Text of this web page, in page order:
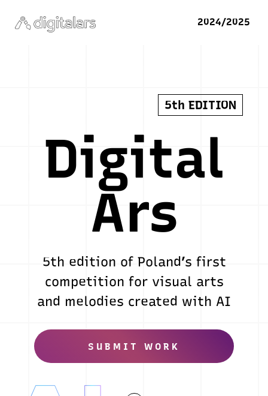
2024/2025
5th EDITION
Digital
Ars
5th edition of Poland’s first
competition for visual arts
and melodies created with AI
SUBMIT WORK